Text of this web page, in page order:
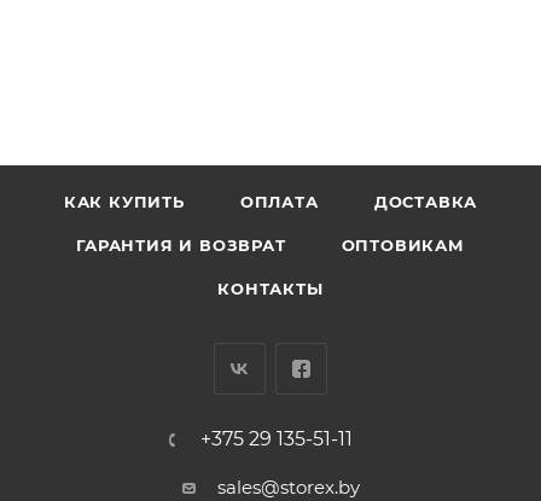
КАК КУПИТЬ ОПЛАТА ДОСТАВКА
ГАРАНТИЯ И ВОЗВРАТ ОПТОВИКАМ
КОНТАКТЫ
+375 29 135-51-11
sales@storex.by